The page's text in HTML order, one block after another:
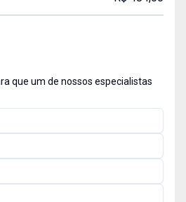
que um de nossos especialistas